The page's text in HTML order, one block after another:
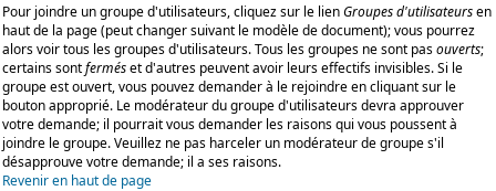
Pour joindre un groupe d'utilisateurs, cliquez sur le lienGroupes d'utilisateursen
haut de la page (peut changer suivant le modèle de document); vous pourrez
alors voir tous les groupes d'utilisateurs. Tous les groupes ne sont pasouverts;
certains sontferméset d'autres peuvent avoir leurs effectifs invisibles. Si le
groupe est ouvert, vous pouvez demander à le rejoindre en cliquant sur le
bouton approprié. Le modérateur du groupe d'utilisateurs devra approuver
votre demande; il pourrait vous demander les raisons qui vous poussent à
joindre le groupe. Veuillez ne pas harceler un modérateur de groupe s'il
désapprouve votre demande; il a ses raisons.
Revenir en haut de page